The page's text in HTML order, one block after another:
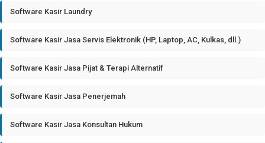
Software Kasir Laundry
Software Kasir Jasa Servis Elektronik (HP, Laptop, AC, Kulkas, dll.)
Software Kasir Jasa Pijat & Terapi Alternatif
Software Kasir Jasa Penerjemah
Software Kasir Jasa Konsultan Hukum